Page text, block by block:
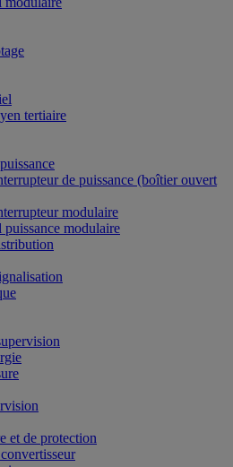
tertiaire
de puissance (boîtier ouvert
modulaire
modulaire
et de protection